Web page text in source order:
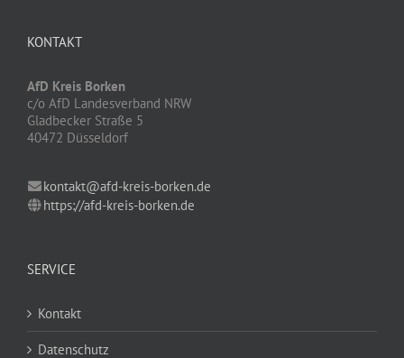
KONTAKT
AfD Kreis Borken
c/o AfD Landesverband NRW
Gladbecker Straße 5
40472 Düsseldorf
kontakt@afd-kreis-borken.de
https://afd-kreis-borken.de
SERVICE
Kontakt
Datenschutz